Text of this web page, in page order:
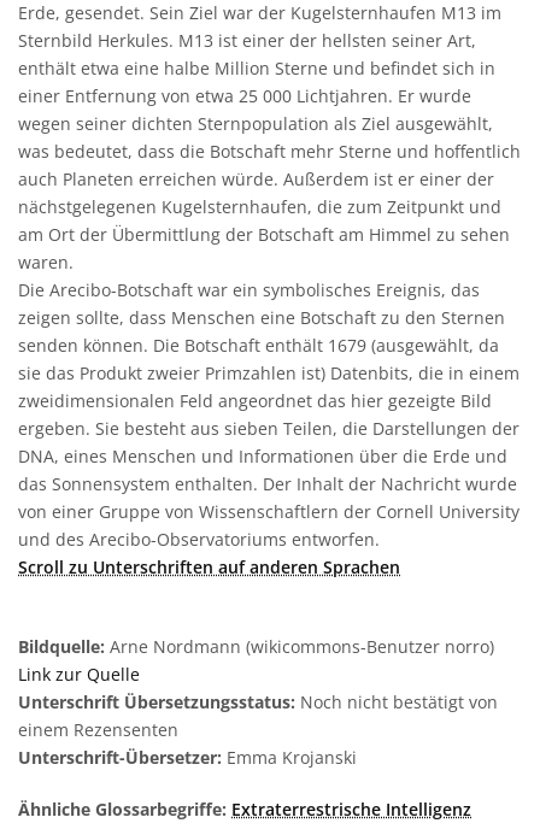
Erde, gesendet. Sein Ziel war der Kugelsternhaufen M13 im
Sternbild Herkules. M13 ist einer der hellsten seiner Art,
enthält etwa eine halbe Million Sterne und befindet sich in
einer Entfernung von etwa 25 000 Lichtjahren. Er wurde
wegen seiner dichten Sternpopulation als Ziel ausgewählt,
was bedeutet, dass die Botschaft mehr Sterne und hoffentlich
auch Planeten erreichen würde. Außerdem ist er einer der
nächstgelegenen Kugelsternhaufen, die zum Zeitpunkt und
am Ort der Übermittlung der Botschaft am Himmel zu sehen
waren.
Die Arecibo-Botschaft war ein symbolisches Ereignis, das
zeigen sollte, dass Menschen eine Botschaft zu den Sternen
senden können. Die Botschaft enthält 1679 (ausgewählt, da
sie das Produkt zweier Primzahlen ist) Datenbits, die in einem
zweidimensionalen Feld angeordnet das hier gezeigte Bild
ergeben. Sie besteht aus sieben Teilen, die Darstellungen der
DNA, eines Menschen und Informationen über die Erde und
das Sonnensystem enthalten. Der Inhalt der Nachricht wurde
von einer Gruppe von Wissenschaftlern der Cornell University
und des Arecibo-Observatoriums entworfen.
Scroll zu Unterschriften auf anderen Sprachen
Bildquelle: Arne Nordmann (wikicommons-Benutzer norro)
Link zur Quelle
Unterschrift Übersetzungsstatus: Noch nicht bestätigt von
einem Rezensenten
Unterschrift-Übersetzer: Emma Krojanski
Ähnliche Glossarbegriffe: Extraterrestrische Intelligenz